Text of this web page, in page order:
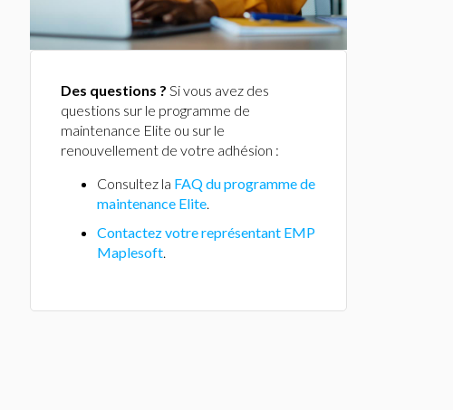
Des questions ? Si vous avez des
questions sur le programme de
maintenance Elite ou sur le
renouvellement de votre adhésion :
Consultez la FAQ du programme de
maintenance Elite.
Contactez votre représentant EMP
Maplesoft.